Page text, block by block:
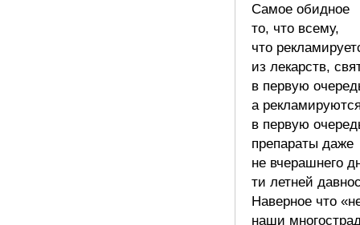
Самое обидное
то, что всему,
что
из лекарств,
в первую
а
в первую
препараты даже
не вчерашнего
ти летней
Наверное что
наши